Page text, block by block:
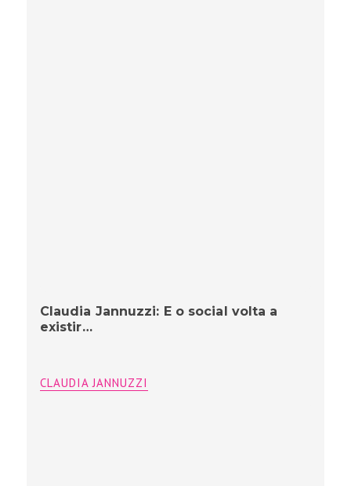
Claudia Jannuzzi: E o social volta a
existir…
CLAUDIA JANNUZZI